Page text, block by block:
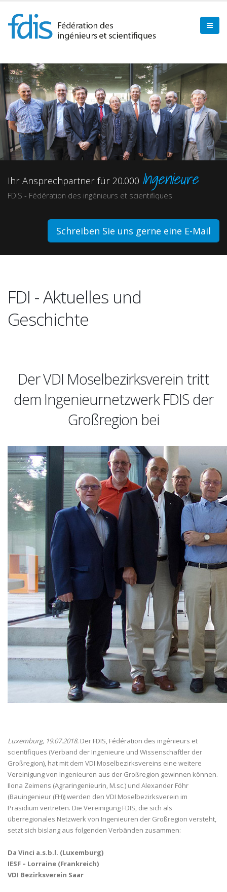
Ihr Ansprechpartner für 20.000 Ingenieure
FDIS - Fédération des ingénieurs et scientifiques
Schreiben Sie uns gerne eine E-Mail
FDI - Aktuelles und
Geschichte
Der VDI Moselbezirksverein tritt
dem Ingenieurnetzwerk FDIS der
Großregion bei
Luxemburg, 19.07.2018. Der FDIS, Fédération des ingénieurs et
scientifiques (Verband der Ingenieure und Wissenschaftler der
Großregion), hat mit dem VDI Moselbezirksvereins eine weitere
Vereinigung von Ingenieuren aus der Großregion gewinnen können.
Ilona Zeimens (Agraringenieurin, M.sc.) und Alexander Föhr
(Bauingenieur (FH)) werden den VDI Moselbezirksverein im
Präsidium vertreten. Die Vereinigung FDIS, die sich als
überregionales Netzwerk von Ingenieuren der Großregion versteht,
setzt sich bislang aus folgenden Verbänden zusammen:
Da Vinci a.s.b.l. (Luxemburg)
IESF – Lorraine (Frankreich)
VDI Bezirksverein Saar